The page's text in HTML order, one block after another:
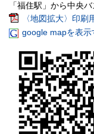
「福住駅」から中央
〈地図拡大〉印刷
google mapを表示